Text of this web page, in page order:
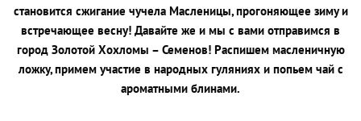
становится сжигание чучела Масленицы, прогоняющее зиму и
встречающее весну! Давайте же и мы с вами отправимся в
город Золотой Хохломы – Семенов! Распишем масленичную
ложку, примем участие в народных гуляниях и попьем чай с
ароматными блинами.